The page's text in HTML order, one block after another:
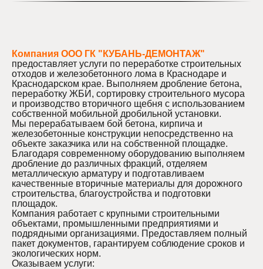
Компания ООО ГК "КУБАНЬ-ДЕМОНТАЖ"
предоставляет услуги по переработке строительных
отходов и железобетонного лома в Краснодаре и
Краснодарском крае. Выполняем дробление бетона,
переработку ЖБИ, сортировку строительного мусора
и производство вторичного щебня с использованием
собственной мобильной дробильной установки.
Мы перерабатываем бой бетона, кирпича и
железобетонные конструкции непосредственно на
объекте заказчика или на собственной площадке.
Благодаря современному оборудованию выполняем
дробление до различных фракций, отделяем
металлическую арматуру и подготавливаем
качественные вторичные материалы для дорожного
строительства, благоустройства и подготовки
площадок.
Компания работает с крупными строительными
объектами, промышленными предприятиями и
подрядными организациями. Предоставляем полный
пакет документов, гарантируем соблюдение сроков и
экологических норм.
Оказываем услуги: